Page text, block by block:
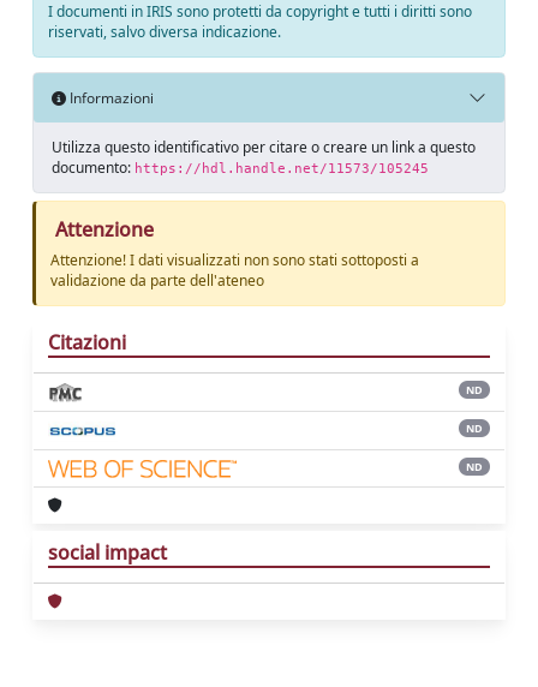
I documenti in IRIS sono protetti da copyright e tutti i diritti sono
riservati, salvo diversa indicazione.
Informazioni
Utilizza questo identificativo per citare o creare un link a questo
documento: https://hdl.handle.net/11573/105245
Attenzione
Attenzione! I dati visualizzati non sono stati sottoposti a
validazione da parte dell'ateneo
Citazioni
ND
ND
ND
social impact